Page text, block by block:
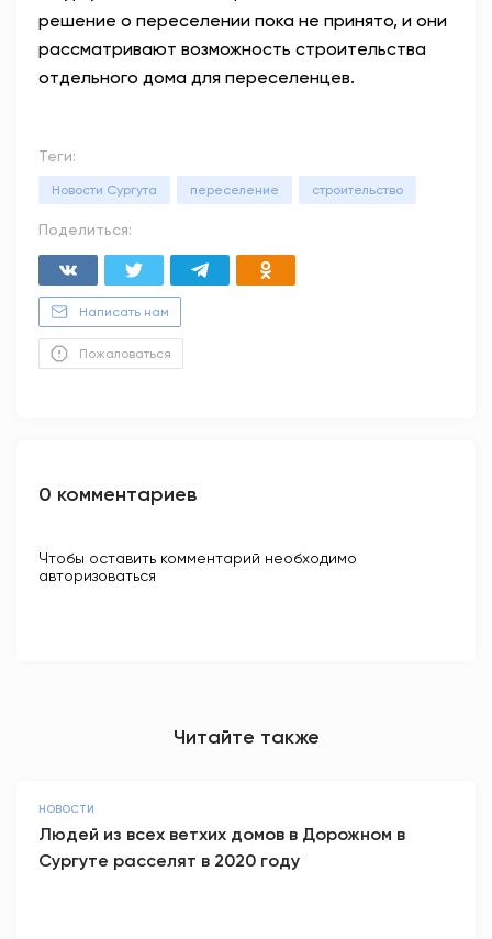
решение о переселении пока не принято, и они
рассматривают возможность строительства
отдельного дома для переселенцев.
Теги:
Новости Сургута переселение строительство
Поделиться:
Написать нам
Пожаловаться
0 комментариев
Чтобы оставить комментарий необходимо
авторизоваться
Читайте также
НОВОСТИ
Людей из всех ветхих домов в Дорожном в
Сургуте расселят в 2020 году